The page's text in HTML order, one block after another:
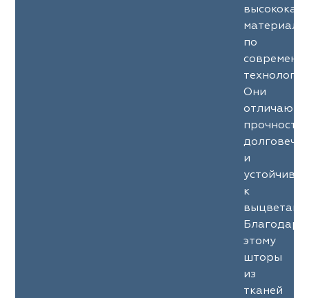
по
Они
и
к
Благодаря
этому
шторы
из
тканей